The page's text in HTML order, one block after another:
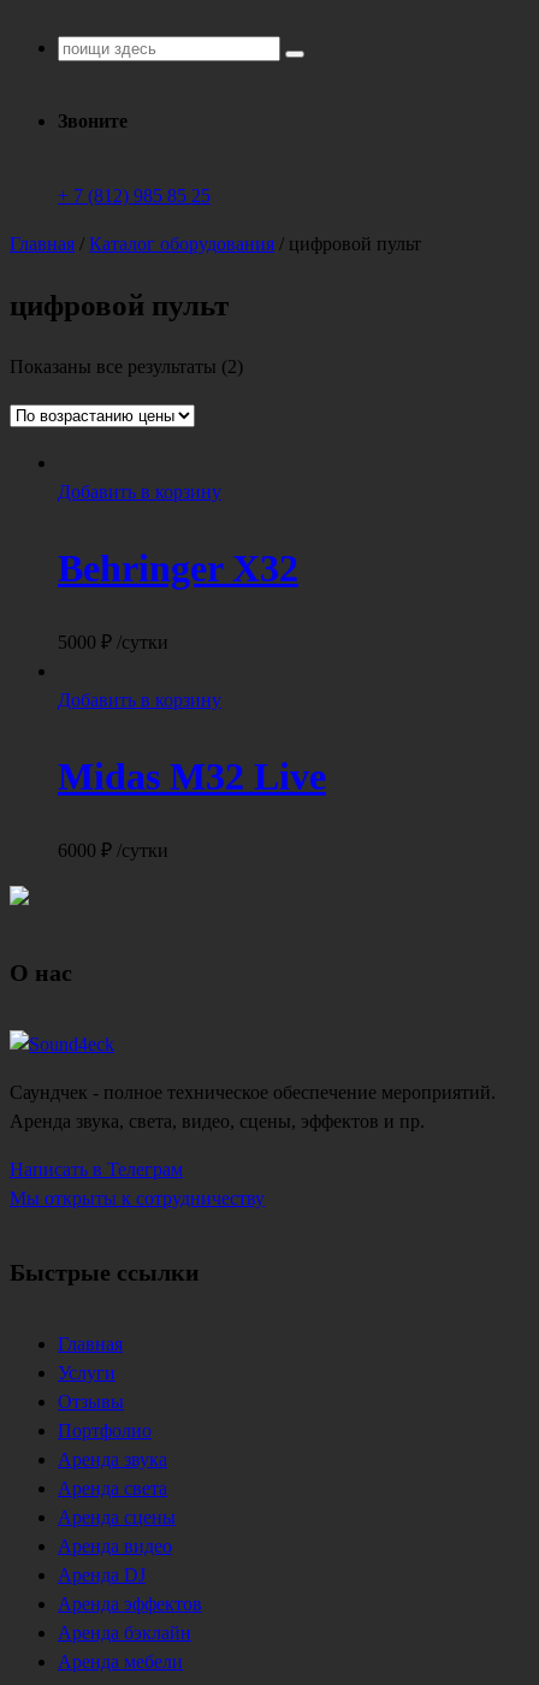
Поиск
Звоните
+ 7 (812) 985 85 25
Главная / Каталог оборудования / цифровой пульт
цифровой пульт
Показаны все результаты (2)Цены:
Добавить в корзину
Behringer X32
5000 ₽ /сутки
Добавить в корзину
Midas M32 Live
6000 ₽ /сутки
О нас
Саундчек - полное техническое обеспечение мероприятий.
Аренда звука, света, видео, сцены, эффектов и пр.
Написать в Телеграм
Мы открыты к сотрудничеству
Быстрые ссылки
Главная
Услуги
Отзывы
Портфолио
Аренда звука
Аренда света
Аренда сцены
Аренда видео
Аренда DJ
Аренда эффектов
Аренда бэклайн
Аренда мебели